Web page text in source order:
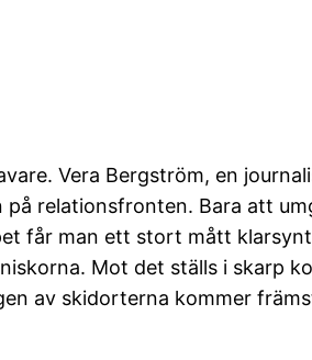
Vera Bergström, en
relationsfronten. Bara att
får man ett stort mått
Mot det ställs i skarp
av skidorterna kommer